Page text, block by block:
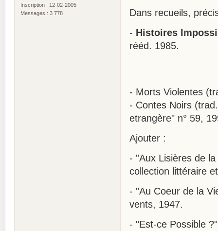
Inscription : 12-02-2005
Messages : 3 778
Dans recueils,
- Histoires
rééd. 1985.
- Morts Violentes
- Contes Noirs
etrangère" n° 59,
Ajouter :
- "Aux Lisières de
collection littéraire
- "Au Coeur de la
vents, 1947.
- "Est-ce Possible